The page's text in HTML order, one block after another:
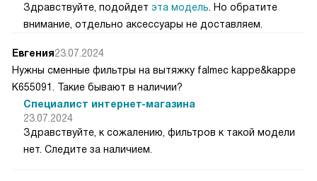
Здравствуйте, подойдет эта модель . Но обратите
внимание, отдельно аксессуары не доставляем.
Евгения23.07.2024
Нужны сменные фильтры на вытяжку falmec kappe&kappe
K655091. Такие бывают в наличии?
Специалист интернет-магазина
23.07.2024
Здравствуйте, к сожалению, фильтров к такой модели
нет. Следите за наличием.